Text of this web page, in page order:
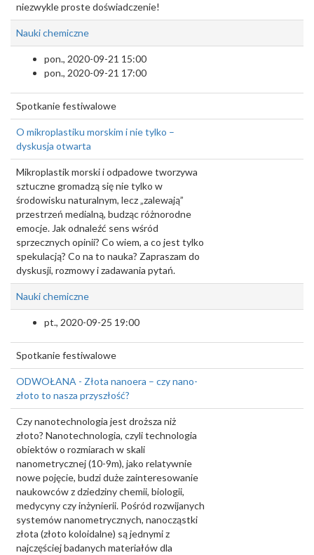
niezwykle proste doświadczenie!
Nauki chemiczne
pon., 2020-09-21 15:00
pon., 2020-09-21 17:00
Spotkanie festiwalowe
O mikroplastiku morskim i nie tylko –
dyskusja otwarta
Mikroplastik morski i odpadowe tworzywa
sztuczne gromadzą się nie tylko w
środowisku naturalnym, lecz „zalewają”
przestrzeń medialną, budząc różnorodne
emocje. Jak odnaleźć sens wśród
sprzecznych opinii? Co wiem, a co jest tylko
spekulacją? Co na to nauka? Zapraszam do
dyskusji, rozmowy i zadawania pytań.
Nauki chemiczne
pt., 2020-09-25 19:00
Spotkanie festiwalowe
ODWOŁANA - Złota nanoera – czy nano-
złoto to nasza przyszłość?
Czy nanotechnologia jest droższa niż
złoto? Nanotechnologia, czyli technologia
obiektów o rozmiarach w skali
nanometrycznej (10-9m), jako relatywnie
nowe pojęcie, budzi duże zainteresowanie
naukowców z dziedziny chemii, biologii,
medycyny czy inżynierii. Pośród rozwijanych
systemów nanometrycznych, nanocząstki
złota (złoto koloidalne) są jednymi z
najczęściej badanych materiałów dla